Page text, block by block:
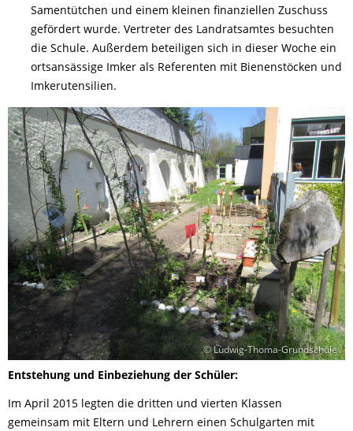
© Ludwig-Thoma-Grundschule
Entstehung und Einbeziehung der Schüler:
Im April 2015 legten die dritten und vierten Klassen
gemeinsam mit Eltern und Lehrern einen Schulgarten mit
Samentütchen und einem kleinen finanziellen Zuschuss
gefördert wurde. Vertreter des Landratsamtes besuchten
die Schule. Außerdem beteiligen sich in dieser Woche ein
ortsansässige Imker als Referenten mit Bienenstöcken und
Imkerutensilien.